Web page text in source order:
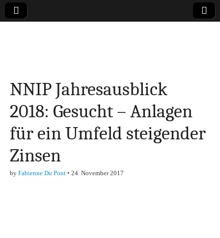
Finanzen,
Marketing-, Vertrieb-
& Investment-Tipps
NNIP Jahresausblick
2018: Gesucht – Anlagen
für ein Umfeld steigender
Zinsen
by Fabienne Du Pont • 24. November 2017